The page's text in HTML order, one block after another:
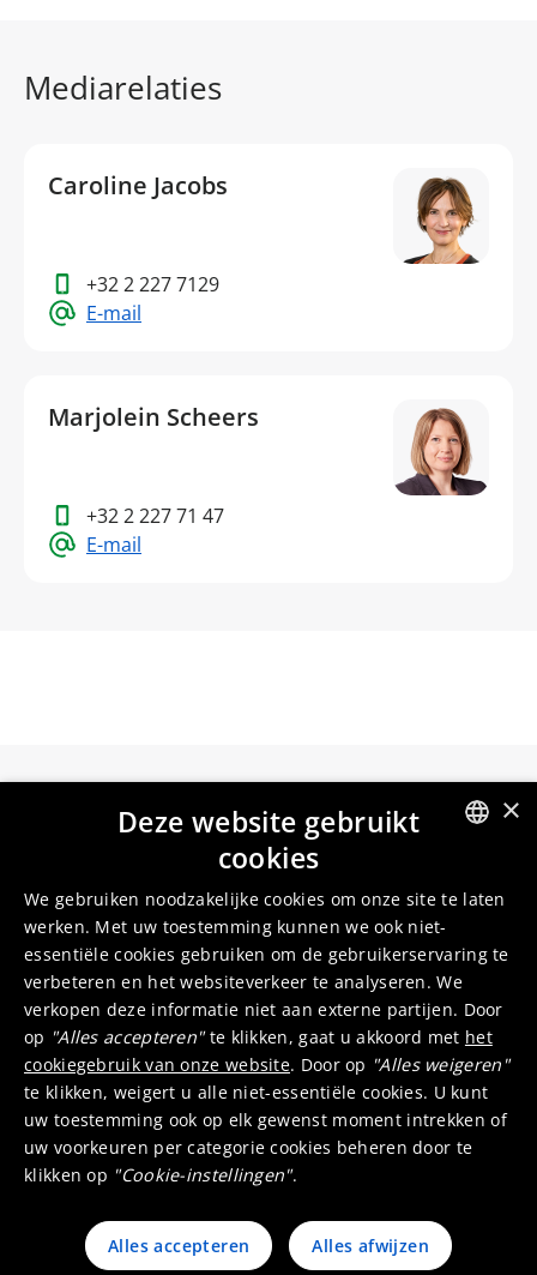
Mediarelaties
Caroline Jacobs
+32 2 227 7129
E-mail
Marjolein Scheers
+32 2 227 71 47
E-mail
Markets & products
About Umicore
Join us
Sustainability
Investor relations
Media
Innovation
Locations
Contact
© 2026 Umicore Terms of use
General terms & conditions
×
Deze website gebruikt
cookies
We gebruiken noodzakelijke cookies om onze site te laten
werken. Met uw toestemming kunnen we ook niet-
essentiële cookies gebruiken om de gebruikerservaring te
verbeteren en het websiteverkeer te analyseren. We
verkopen deze informatie niet aan externe partijen. Door
op "Alles accepteren"te klikken, gaat u akkoord met het
cookiegebruik van onze website. Door op "Alles weigeren"
te klikken, weigert u alle niet-essentiële cookies. U kunt
uw toestemming ook op elk gewenst moment intrekken of
uw voorkeuren per categorie cookies beheren door te
klikken op "Cookie-instellingen".
Alles accepteren Alles afwijzen